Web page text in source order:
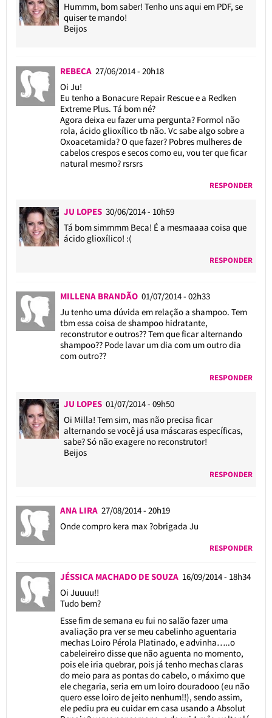
Hummm, bom saber! Tenho uns aqui em PDF, se
quiser te mando!
Beijos
REBECA 27/06/2014 - 20h18
Oi Ju!
Eu tenho a Bonacure Repair Rescue e a Redken
Extreme Plus. Tá bom né?
Agora deixa eu fazer uma pergunta? Formol não
rola, ácido glioxílico tb não. Vc sabe algo sobre a
Oxoacetamida? O que fazer? Pobres mulheres de
cabelos crespos e secos como eu, vou ter que ficar
natural mesmo? rsrsrs
RESPONDER
JU LOPES 30/06/2014 - 10h59
Tá bom simmmm Beca! É a mesmaaaa coisa que
ácido glioxílico! :(
RESPONDER
MILLENA BRANDÃO 01/07/2014 - 02h33
Ju tenho uma dúvida em relação a shampoo. Tem
tbm essa coisa de shampoo hidratante,
reconstrutor e outros?? Tem que ficar alternando
shampoo?? Pode lavar um dia com um outro dia
com outro??
RESPONDER
JU LOPES 01/07/2014 - 09h50
Oi Milla! Tem sim, mas não precisa ficar
alternando se você já usa máscaras específicas,
sabe? Só não exagere no reconstrutor!
Beijos
RESPONDER
ANA LIRA 27/08/2014 - 20h19
Onde compro kera max ?obrigada Ju
RESPONDER
JÉSSICA MACHADO DE SOUZA 16/09/2014 - 18h34
Oi Juuuu!!
Tudo bem?
Esse fim de semana eu fui no salão fazer uma
avaliação pra ver se meu cabelinho aguentaria
mechas Loiro Pérola Platinado, e advinha…..o
cabeleireiro disse que não aguenta no momento,
pois ele iria quebrar, pois já tenho mechas claras
do meio para as pontas do cabelo, o máximo que
ele chegaria, seria em um loiro douradooo (eu não
quero esse loiro de jeito nenhum!!), sendo assim,
ele pediu pra eu cuidar em casa usando a Absolut